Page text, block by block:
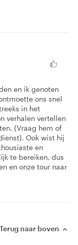
en ik genoten
ons snel
in het
verhalen vertellen
(Vraag hem of
Ook wist hij
en
te bereiken, dus
en onze tour naar
Terug naar boven